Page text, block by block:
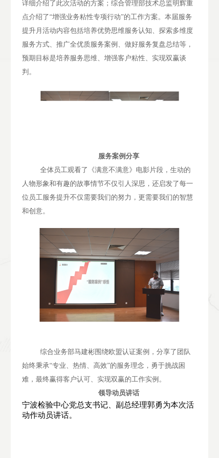
详细介绍了此次活动的方案；综合管理部技术总监明辉重
点介绍了“增强业务粘性专项行动”的工作方案。本届服务
提升月活动内容包括培养优势思维服务认知、探索多维度
服务方式、推广全优质服务案例、做好服务复盘总结等，
预期目标是培养服务思维、增强客户粘性、实现双赢谈
判。
服务案例分享
全体员工观看了《满意不满意》电影片段，生动的
人物形象和有趣的故事情节不仅引人深思，还启发了每一
位员工服务提升不仅需要我们的努力，更需要我们的智慧
和创意。
综合业务部马建彬围绕欧盟认证案例，分享了团队
始终秉承“专业、热情、高效”的服务理念，勇于挑战困
难，最终赢得客户认可、实现双赢的工作实例。
领导动员讲话
宁波检验中心党总支书记、副总经理郭勇为本次活
动作动员讲话。